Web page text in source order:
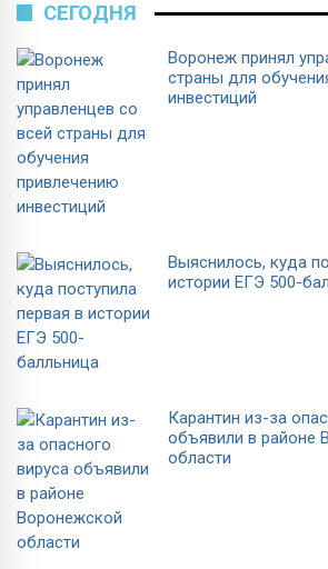
СЕГОДНЯ
Воронеж принял
страны для
инвестиций
Выяснилось, куда
истории ЕГЭ 500-
Карантин из-за
объявили в районе
области